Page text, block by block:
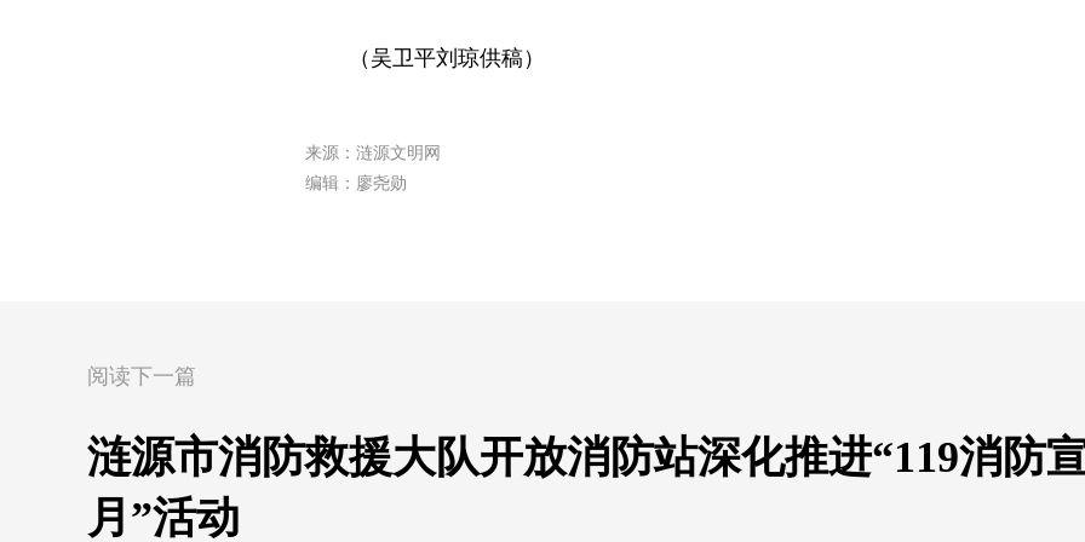
（吴卫平刘琼供稿）
来源：涟源文明网
编辑：廖尧勋
阅读下一篇
涟源市消防救援大队开放消防站深化推进“119消防
月”活动